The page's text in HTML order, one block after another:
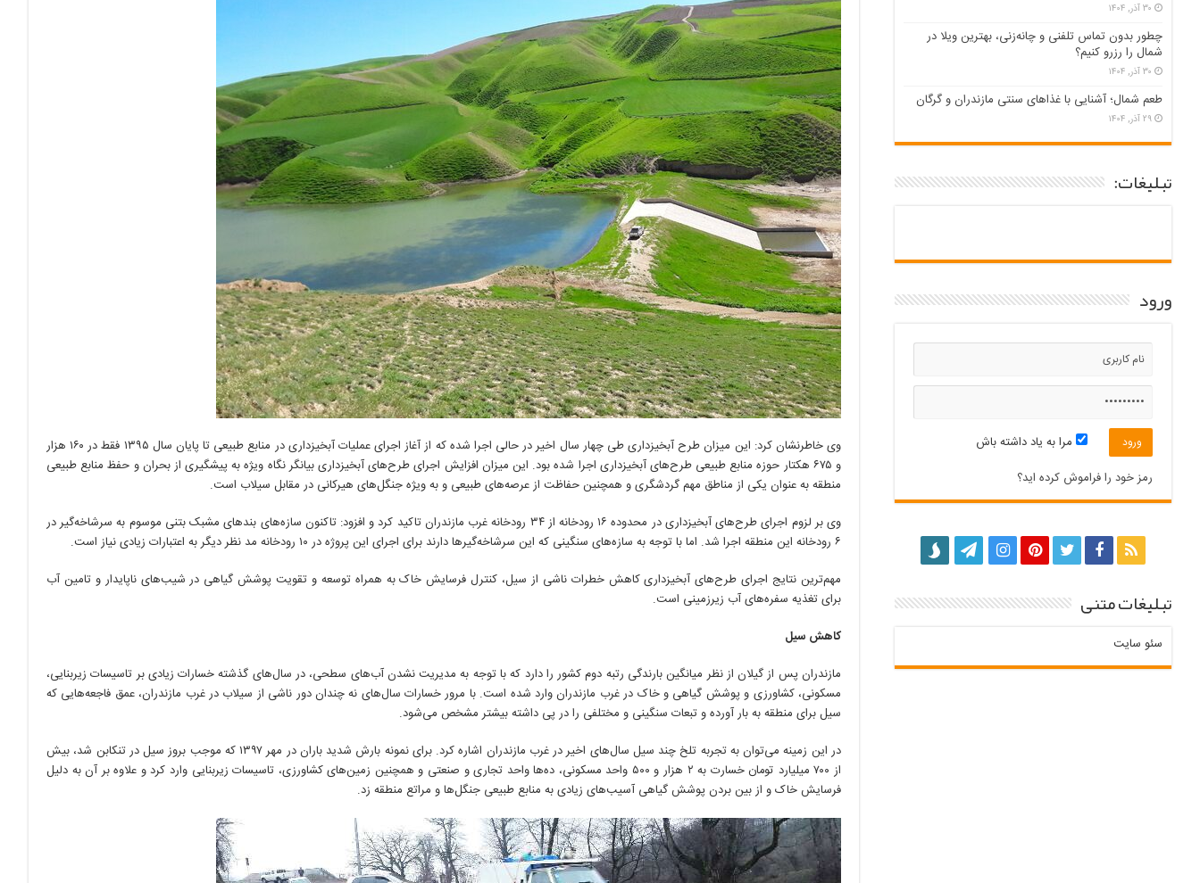
وی خاطرنشان کرد: این میزان طرح آبخیزداری طی چهار سال اخیر در حالی اجرا شده که از آغاز اجرای عملیات آبخیزداری در منابع طبیعی تا پایان سال ۱۳۹۵ فقط در ۱۶۰ هزار
و ۶۷۵ هکتار حوزه منابع طبیعی طرح‌های آبخیزداری اجرا شده بود. این میزان افزایش اجرای طرح‌های آبخیزداری بیانگر نگاه ویژه به پیشگیری از بحران و حفظ منابع طبیعی
منطقه به عنوان یکی از مناطق مهم گردشگری و همچنین حفاظت از عرصه‌های طبیعی و به ویژه جنگل‌های هیرکانی در مقابل سیلاب است.
وی بر لزوم اجرای طرح‌های آبخیزداری در محدوده ۱۶ رودخانه از ۳۴ رودخانه غرب مازندران تاکید کرد و افزود: تاکنون سازه‌های بندهای مشبک بتنی موسوم به سرشاخه‌گیر در
۶ رودخانه این منطقه اجرا شد. اما با توجه به سازه‌های سنگینی که این سرشاخه‌گیرها دارند برای اجرای این پروژه در ۱۰ رودخانه مد نظر دیگر به اعتبارات زیادی نیاز است.
مهم‌ترین نتایج اجرای طرح‌های آبخیزداری کاهش خطرات ناشی از سیل، کنترل فرسایش خاک به همراه توسعه و تقویت پوشش گیاهی در شیب‌های ناپایدار و تامین آب
برای تغذیه سفره‌های آب زیرزمینی است.
کاهش سیل
مازندران پس از گیلان از نظر میانگین بارندگی رتبه دوم کشور را دارد که با توجه به مدیریت نشدن آب‌های سطحی، در سال‌های گذشته خسارات زیادی بر تاسیسات زیربنایی،
مسکونی، کشاورزی و پوشش گیاهی و خاک در غرب مازندران وارد شده است. با مرور خسارات سال‌های نه چندان دور ناشی از سیلاب در غرب مازندران، عمق فاجعه‌هایی که
سیل برای منطقه به بار آورده و تبعات سنگینی و مختلفی را در پی داشته بیشتر مشخص می‌شود.
در این زمینه می‌توان به تجربه تلخ چند سیل سال‌های اخیر در غرب مازندران اشاره کرد. برای نمونه بارش شدید باران در مهر ۱۳۹۷ که موجب بروز سیل در تنکابن شد، بیش
از ۷۰۰ میلیارد تومان خسارت به ۲ هزار و ۵۰۰ واحد مسکونی، ده‌ها واحد تجاری و صنعتی و همچنین زمین‌های کشاورزی، تاسیسات زیربنایی وارد کرد و علاوه بر آن به دلیل
فرسایش خاک و از بین بردن پوشش گیاهی آسیب‌های زیادی به منابع طبیعی جنگل‌ها و مراتع منطقه زد.
۳۰ آذر, ۱۴۰۴
چطور بدون تماس تلفنی و چانه‌زنی، بهترین ویلا در
شمال را رزرو کنیم؟
۳۰ آذر, ۱۴۰۴
طعم شمال؛ آشنایی با غذاهای سنتی مازندران و گرگان
۲۹ آذر, ۱۴۰۴
تبلیغات:
ورود
مرا به یاد داشته باش
رمز خود را فراموش کرده اید؟
تبلیغات متنی
سئو سایت